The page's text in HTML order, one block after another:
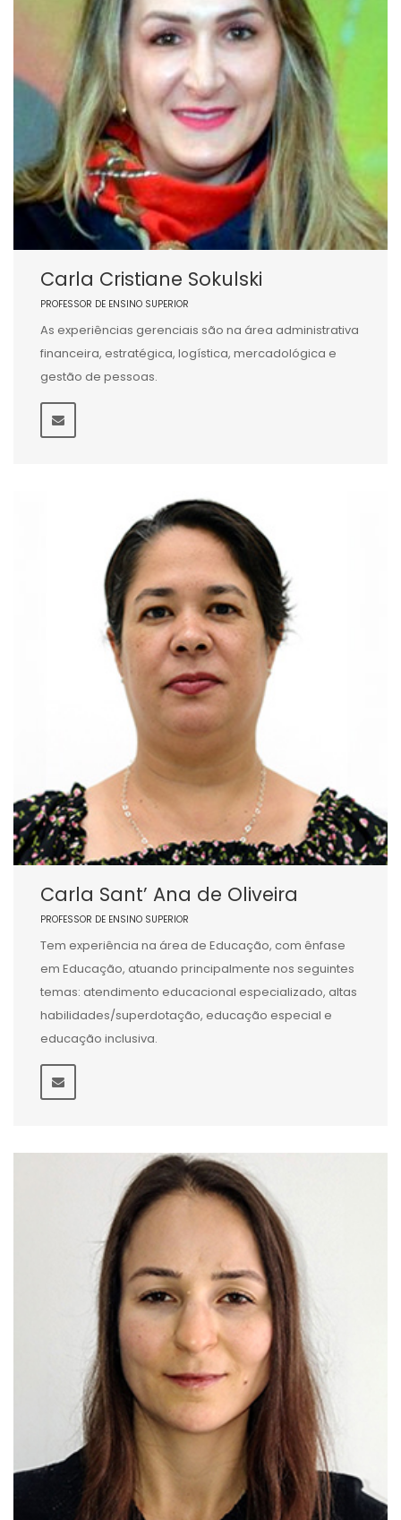
Carla Cristiane Sokulski
PROFESSOR DE ENSINO SUPERIOR
As experiências gerenciais são na área administrativa
financeira, estratégica, logística, mercadológica e
gestão de pessoas.
Carla Sant’ Ana de Oliveira
PROFESSOR DE ENSINO SUPERIOR
Tem experiência na área de Educação, com ênfase
em Educação, atuando principalmente nos seguintes
temas: atendimento educacional especializado, altas
habilidades/superdotação, educação especial e
educação inclusiva.